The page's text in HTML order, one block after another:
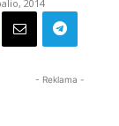
2014
- Reklama -